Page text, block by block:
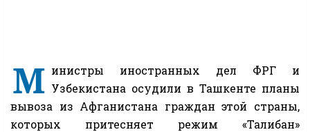
М инистры иностранных дел ФРГ и
Узбекистана осудили в Ташкенте планы
вывоза из Афганистана граждан этой страны,
которых притесняет режим «Талибан»